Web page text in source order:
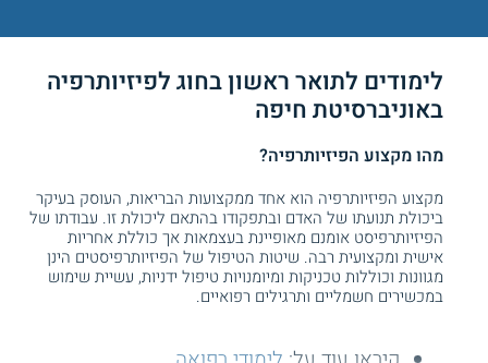
לימודים לתואר ראשון בחוג לפיזיותרפיה
באוניברסיטת חיפה
מהו מקצוע הפיזיותרפיה?
מקצוע הפיזיותרפיה הוא אחד ממקצועות הבריאות, העוסק בעיקר
ביכולת תנועתו של האדם ובתפקודו בהתאם ליכולת זו. עבודתו של
הפיזיותרפיסט אומנם מאופיינת בעצמאות אך כוללת אחריות
אישית ומקצועית רבה. שיטות הטיפול של הפיזיותרפיסטים הינן
מגוונות וכוללות טכניקות ומיומנויות טיפול ידניות, עשיית שימוש
במכשירים חשמליים ותרגילים רפואיים.